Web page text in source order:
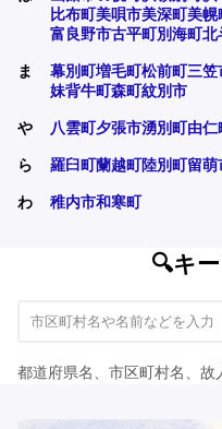
比布町美唄市美深町美幌
富良野市古平町別海町北
ま 幕別町増毛町松前町三笠
妹背牛町森町紋別市
や 八雲町夕張市湧別町由仁
ら 羅臼町蘭越町陸別町留萌
わ 稚内市和寒町
🔍キ
都道府県名、市区町村名、故